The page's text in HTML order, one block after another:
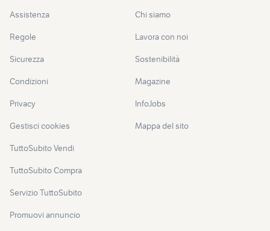
Assistenza
Regole
Sicurezza
Condizioni
Privacy
Gestisci cookies
TuttoSubito Vendi
TuttoSubito Compra
Servizio TuttoSubito
Promuovi annuncio
Chi siamo
Lavora con noi
Sostenibilità
Magazine
InfoJobs
Mappa del sito